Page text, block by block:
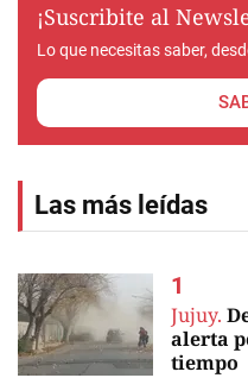
¡Suscribite al
Lo que necesitas saber,
Las más leídas
Jujuy.
alerta
tiempo